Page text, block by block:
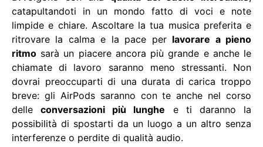
catapultandoti in un mondo fatto di voci e note
limpide e chiare. Ascoltare la tua musica preferita e
ritrovare la calma e la pace per lavorare a pieno
ritmo sarà un piacere ancora più grande e anche le
chiamate di lavoro saranno meno stressanti. Non
dovrai preoccuparti di una durata di carica troppo
breve: gli AirPods saranno con te anche nel corso
delleconversazioni più lunghe e ti daranno la
possibilità di spostarti da un luogo a un altro senza
interferenze o perdite di qualità audio.